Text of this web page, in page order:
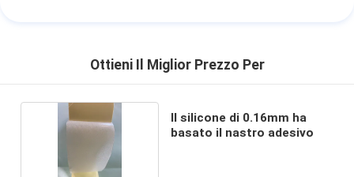
Ottieni Il Miglior Prezzo Per
Il silicone di 0.16mm ha
basato il nastro adesivo